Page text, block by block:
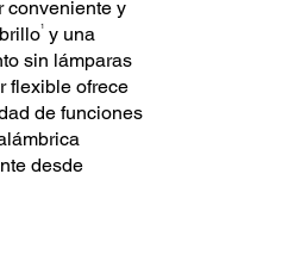
conveniente y
1y una
sin lámparas
flexible ofrece
de funciones
desde